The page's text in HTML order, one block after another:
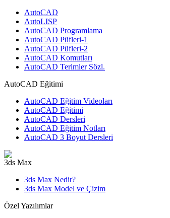
AutoCAD
AutoLISP
AutoCAD Programlama
AutoCAD Püfleri-1
AutoCAD Püfleri-2
AutoCAD Komutları
AutoCAD Terimler Sözl.
AutoCAD Eğitimi
AutoCAD Eğitim Videoları
AutoCAD Eğitimi
AutoCAD Dersleri
AutoCAD Eğitim Notları
AutoCAD 3 Boyut Dersleri
3ds Max
3ds Max Nedir?
3ds Max Model ve Çizim
Özel Yazılımlar